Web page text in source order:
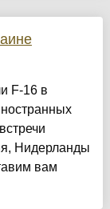
F-16 в
Нидерланды
вам